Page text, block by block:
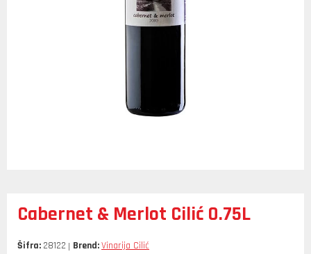
Cabernet & Merlot Cilić 0.75L
Šifra: 28122 Brend:Vinarija Cilić